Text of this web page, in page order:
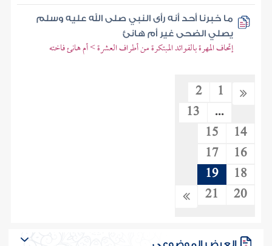
ما خبرنا أحد أنه رأى النبي صلى الله عليه وسلم
يصلي الضحى غير أم هانئ
إتحاف المهرة بالفوائد المبتكرة من أطراف العشرة > أم هانئ فاخته
1
2
...
13
14
15
16
17
18
19
20
21